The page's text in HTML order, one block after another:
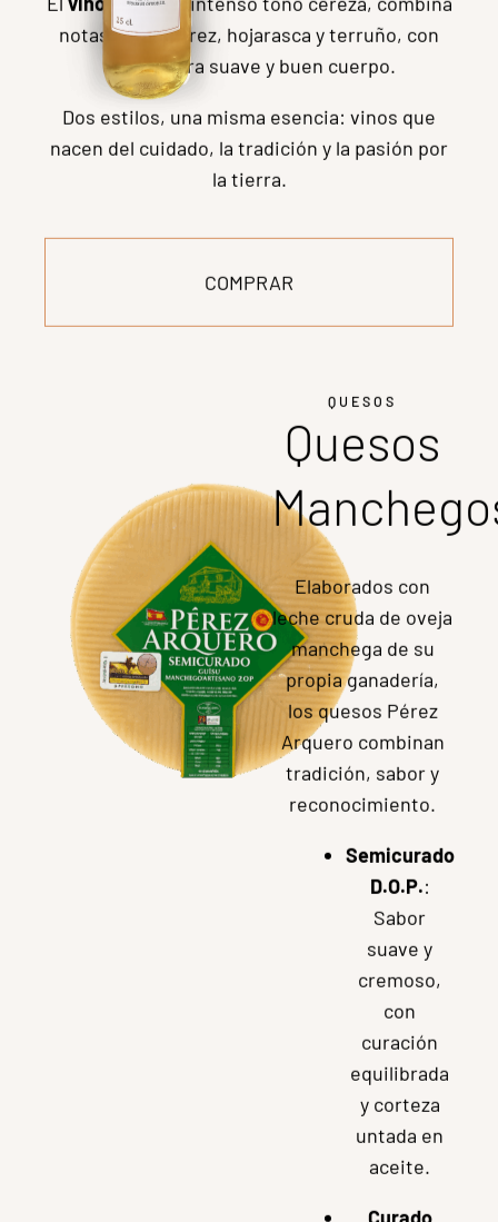
El sabor auténtico en blanco y tinto
Desde el corazón del viñedo, Pérez Arquero
ofrece dos vinos que expresan elegancia y
Elvino blancodestaca por su color limpio y
boca suave y persistente.
Elvino tinto, de intenso tono cereza, combina
Dos estilos, una misma esencia: vinos que
nacen del cuidado, la tradición y la pasión por
la tierra.
COMPRAR
QUESOS
Quesos
Elaborados con
leche cruda de oveja
manchega de su
propia ganadería,
los quesos Pérez
Arquero combinan
tradición, sabor y
reconocimiento.
Semicurado
D.O.P.: